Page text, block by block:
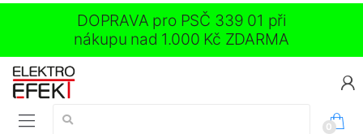
DOPRAVA pro PSČ 339 01 při
nákupu nad 1.000 Kč ZDARMA
Vyhledávání:
0